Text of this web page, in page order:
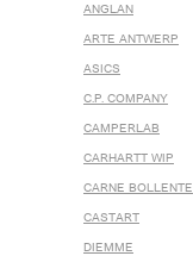
ANGLAN
ARTE ANTWERP
ASICS
C.P. COMPANY
CAMPERLAB
CARHARTT WIP
CARNE BOLLENTE
CASTART
DIEMME